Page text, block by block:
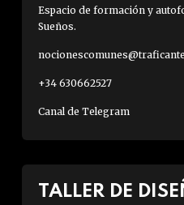
Espacio de formación y
Sueños.
+34 630662527
Canal de Telegram
TALLER DE